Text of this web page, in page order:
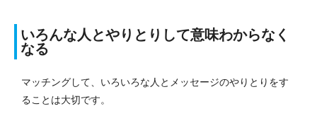
いろんな人とやりとりして意味わからなく
なる
マッチングして、いろいろな人とメッセージのやりとりをす
ることは大切です。